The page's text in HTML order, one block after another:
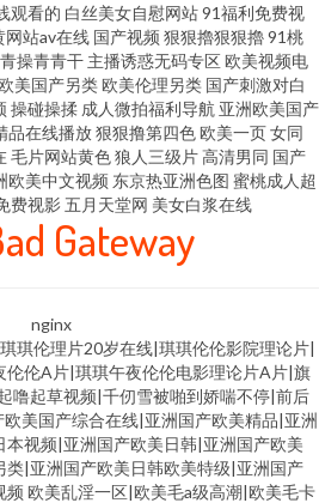
观看的 白丝美女自慰网站91福利免费视
网站av在线 国产视频 狠狠擼狠狠擼91桃
操青青干 主播诱惑无码专区欧美视频电
美国产另类欧美伦理另类 国产刺激对白
操碰操揉 成人微拍福利导航 亚洲欧美国产
品在线播放狠狠撸第四色欧美一页女同
毛片网站黄色狼人三级片高清男同 国产
欧美中文视频 东京热亚洲色图 蜜桃成人超
费视影 五月天堂网 美女白浆在线
Gateway
nginx
琪伦理片20岁在线|琪琪伦伦影院理论片|
伦A片|琪琪午夜伦伦电影理论片A片|旗
噜起草视频|千仞雪被啪到娇喘不停|前后
欧美国产综合在线|亚洲国产欧美精品|亚洲
视频|亚洲国产欧美日韩|亚洲国产欧美
类|亚洲国产欧美日韩欧美特级|亚洲国产
频 欧美乱淫一区|欧美毛a级高潮|欧美毛卡